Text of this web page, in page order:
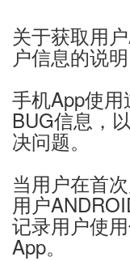
关于获取用
户信息的说明
手机App使
BUG信息，
决问题。
当用户在首
用户
记录用户使
App。